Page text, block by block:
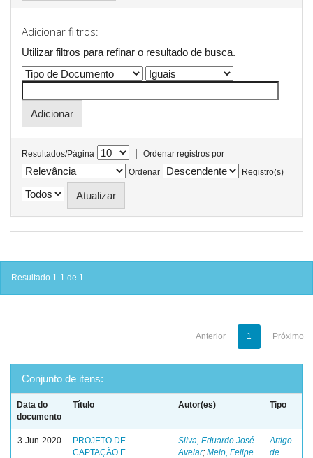
Adicionar filtros:
Utilizar filtros para refinar o resultado de busca.
Resultados/Página |
Ordenar registros por
Ordenar
Registro(s)
Resultado 1-1 de 1.
Anterior 1 Próximo
Conjunto de itens:
Data do
documento
Título Autor(es) Tipo
3-Jun-2020
PROJETO DE
CAPTAÇÃO E
Silva, Eduardo José
Avelar; Melo, Felipe
Artigo
de